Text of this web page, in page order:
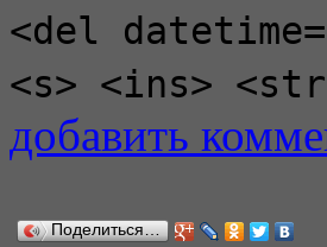
<del
<s> <ins>
добавить
Поделиться…